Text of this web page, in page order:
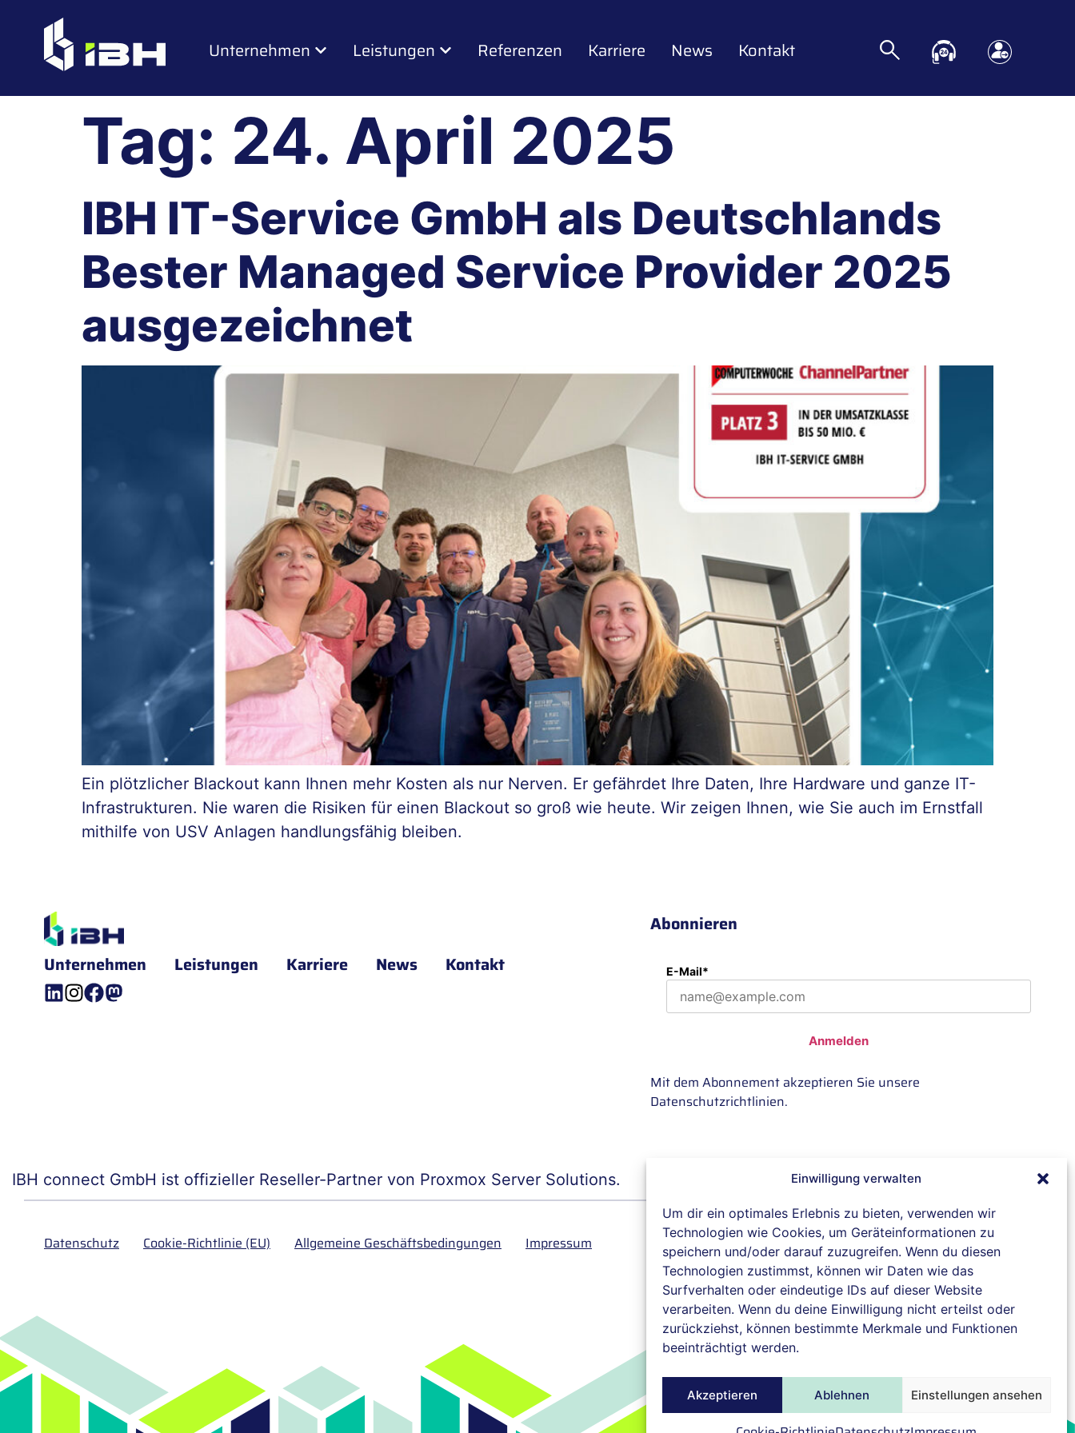
Einwilligung verwalten
Um dir ein optimales Erlebnis zu bieten, verwenden wir
Technologien wie Cookies, um Geräteinformationen zu
speichern und/oder darauf zuzugreifen. Wenn du diesen
Technologien zustimmst, können wir Daten wie das
Surfverhalten oder eindeutige IDs auf dieser Website
verarbeiten. Wenn du deine Einwilligung nicht erteilst oder
zurückziehst, können bestimmte Merkmale und Funktionen
beeinträchtigt werden.
Akzeptieren Ablehnen Einstellungen ansehen
Unternehmen Leistungen Referenzen Karriere News Kontakt
Tag: 24. April 2025
IBH IT-Service GmbH als Deutschlands
Bester Managed Service Provider 2025
ausgezeichnet
Ein plötzlicher Blackout kann Ihnen mehr Kosten als nur Nerven. Er gefährdet Ihre Daten, Ihre Hardware und ganze IT-
Infrastrukturen. Nie waren die Risiken für einen Blackout so groß wie heute. Wir zeigen Ihnen, wie Sie auch im Ernstfall
mithilfe von USV Anlagen handlungsfähig bleiben.
Unternehmen Leistungen Karriere News Kontakt
Abonnieren
E-Mail*
Anmelden
Mit dem Abonnement akzeptieren Sie unsere
Datenschutzrichtlinien.
IBH connect GmbH ist offizieller Reseller-Partner von Proxmox Server Solutions.
Datenschutz Cookie-Richtlinie (EU) Allgemeine Geschäftsbedingungen Impressum @ 2026 IBH connect GmbH. Alle Rechte vorbehalten.